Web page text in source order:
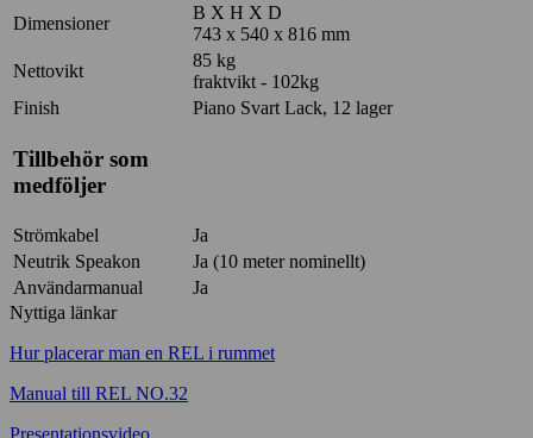
Dimensioner
B X H X D
743 x 540 x 816 mm
Nettovikt
85 kg
fraktvikt - 102kg
Finish
Piano Svart Lack, 12 lager
Tillbehör som
medföljer
Strömkabel
Ja
Neutrik Speakon
Ja (10 meter nominellt)
Användarmanual
Ja
Nyttiga länkar
Hur placerar man en REL i rummet
Manual till REL NO.32